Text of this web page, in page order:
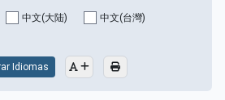
中文(大陆) 中文(台灣)
Idiomas